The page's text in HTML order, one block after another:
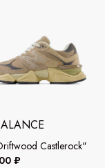
Castlerock"
₽